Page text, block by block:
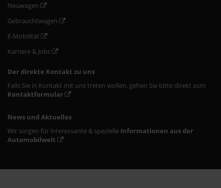
Neuwagen
Gebrauchtwagen
E-Mobilität
Karriere & Jobs
Der direkte Kontakt zu uns
Falls Sie in Kontakt mit uns treten wollen, gehen Sie bitte direkt zum
Kontaktformular
News und Aktuelles
Wir sorgen für interessante & spezielle Informationen aus der
Automobilwelt